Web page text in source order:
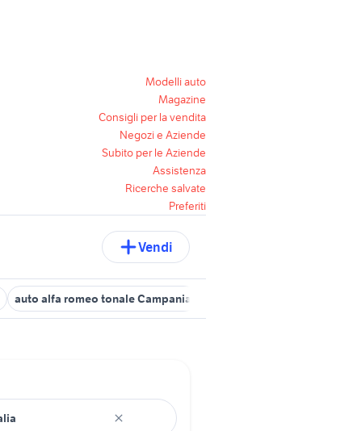
Modelli auto
Magazine
Consigli per la vendita
Negozi e Aziende
Subito per le Aziende
Assistenza
Ricerche salvate
Preferiti
Vendi
auto alfa romeo tonale Campania